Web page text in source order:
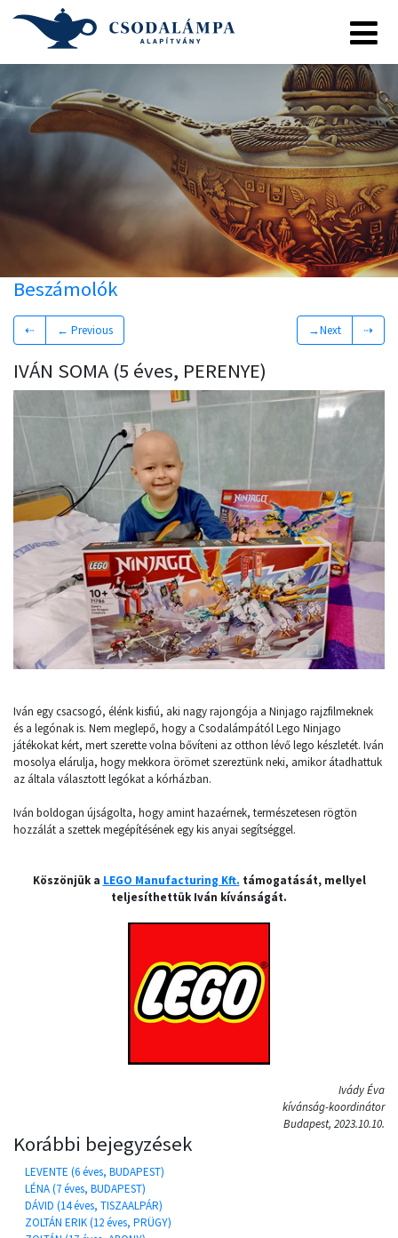
Beszámolók
⇠ ← Previous →Next ⇢
IVÁN SOMA (5 éves, PERENYE)
Iván egy csacsogó, élénk kisfiú, aki nagy rajongója a Ninjago rajzfilmeknek
és a legónak is. Nem meglepő, hogy a Csodalámpától Lego Ninjago
játékokat kért, mert szerette volna bővíteni az otthon lévő lego készletét. Iván
mosolya elárulja, hogy mekkora örömet szereztünk neki, amikor átadhattuk
az általa választott legókat a kórházban.
Iván boldogan újságolta, hogy amint hazaérnek, természetesen rögtön
hozzálát a szettek megépítésének egy kis anyai segítséggel.
Köszönjük a LEGO Manufacturing Kft. támogatását, mellyel
teljesíthettük Iván kívánságát.
Ivády Éva
kívánság-koordinátor
Budapest, 2023.10.10.
Korábbi bejegyzések
LEVENTE (6 éves, BUDAPEST)
LÉNA (7 éves, BUDAPEST)
DÁVID (14 éves, TISZAALPÁR)
ZOLTÁN ERIK (12 éves, PRÜGY)